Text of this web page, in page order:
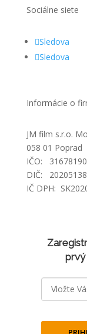
Sociálne siete
Sledova
Sledova
Informácie o
JM film s.r.o.
058 01 Poprad
IČO: 31678190
DIČ:
IČ DPH:
prvý